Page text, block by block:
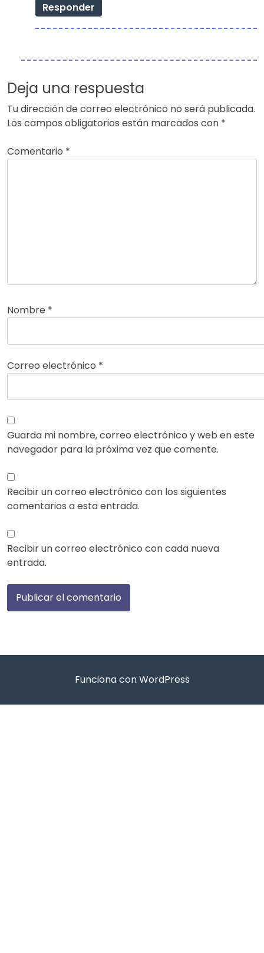
Responder
Deja una respuesta
Tu dirección de correo electrónico no será publicada.
Los campos obligatorios están marcados con *
Comentario *
Nombre *
Correo electrónico *
Guarda mi nombre, correo electrónico y web en este
navegador para la próxima vez que comente.
Recibir un correo electrónico con los siguientes
comentarios a esta entrada.
Recibir un correo electrónico con cada nueva
entrada.
Funciona con WordPress